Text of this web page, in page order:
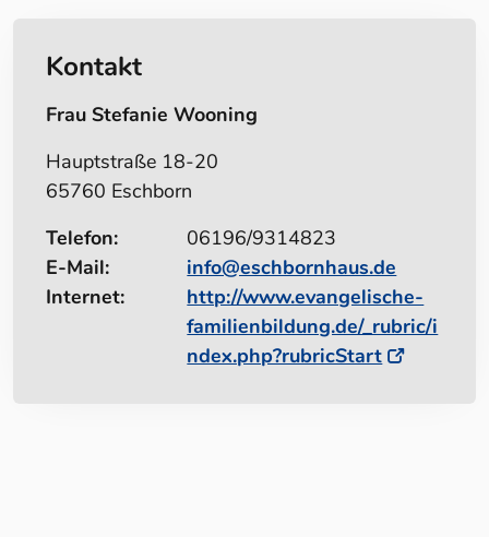
Kontakt
Frau Stefanie Wooning
Hauptstraße 18-20
65760 Eschborn
Telefon:
06196/9314823
E-Mail:
info@eschbornhaus.de
Internet:
http://www.evangelische-
familienbildung.de/_rubric/i
ndex.php?rubricStart